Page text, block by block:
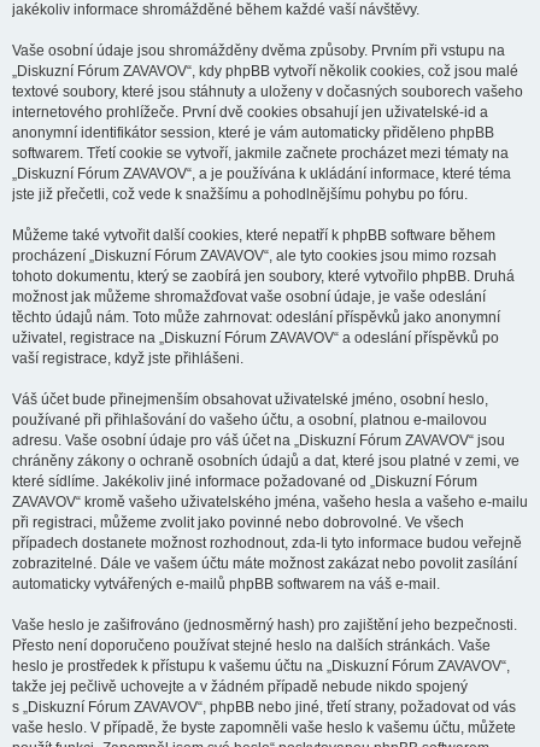
n
jakékoliv informace shromážděné během každé vaší návštěvy.
Vaše osobní údaje jsou shromážděny dvěma způsoby. Prvním při vstupu na
„Diskuzní Fórum ZAVAVOV“, kdy phpBB vytvoří několik cookies, což jsou malé
textové soubory, které jsou stáhnuty a uloženy v dočasných souborech vašeho
internetového prohlížeče. První dvě cookies obsahují jen uživatelské-id a
anonymní identifikátor session, které je vám automaticky přiděleno phpBB
softwarem. Třetí cookie se vytvoří, jakmile začnete procházet mezi tématy na
„Diskuzní Fórum ZAVAVOV“, a je používána k ukládání informace, které téma
jste již přečetli, což vede k snažšímu a pohodlnějšímu pohybu po fóru.
Můžeme také vytvořit další cookies, které nepatří k phpBB software během
procházení „Diskuzní Fórum ZAVAVOV“, ale tyto cookies jsou mimo rozsah
tohoto dokumentu, který se zaobírá jen soubory, které vytvořilo phpBB. Druhá
možnost jak můžeme shromažďovat vaše osobní údaje, je vaše odeslání
těchto údajů nám. Toto může zahrnovat: odeslání příspěvků jako anonymní
uživatel, registrace na „Diskuzní Fórum ZAVAVOV“ a odeslání příspěvků po
vaší registrace, když jste přihlášeni.
Váš účet bude přinejmenším obsahovat uživatelské jméno, osobní heslo,
používané při přihlašování do vašeho účtu, a osobní, platnou e-mailovou
adresu. Vaše osobní údaje pro váš účet na „Diskuzní Fórum ZAVAVOV“ jsou
chráněny zákony o ochraně osobních údajů a dat, které jsou platné v zemi, ve
které sídlíme. Jakékoliv jiné informace požadované od „Diskuzní Fórum
ZAVAVOV“ kromě vašeho uživatelského jména, vašeho hesla a vašeho e-mailu
při registraci, můžeme zvolit jako povinné nebo dobrovolné. Ve všech
případech dostanete možnost rozhodnout, zda-li tyto informace budou veřejně
zobrazitelné. Dále ve vašem účtu máte možnost zakázat nebo povolit zasílání
automaticky vytvářených e-mailů phpBB softwarem na váš e-mail.
Vaše heslo je zašifrováno (jednosměrný hash) pro zajištění jeho bezpečnosti.
Přesto není doporučeno používat stejné heslo na dalších stránkách. Vaše
heslo je prostředek k přístupu k vašemu účtu na „Diskuzní Fórum ZAVAVOV“,
takže jej pečlivě uchovejte a v žádném případě nebude nikdo spojený
s „Diskuzní Fórum ZAVAVOV“, phpBB nebo jiné, třetí strany, požadovat od vás
vaše heslo. V případě, že byste zapomněli vaše heslo k vašemu účtu, můžete